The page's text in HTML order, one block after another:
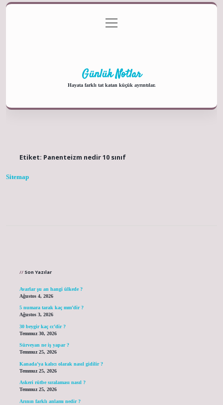
Gizlilik Politikası
menüyü
aç
Günlük Notlar
Hayata farklı tat katan küçük ayrıntılar.
Etiket: Panenteizm nedir 10 sınıf
Sitemap
Son Yazılar
Avarlar şu an hangi ülkede ?
Ağustos 4, 2026
5 numara tarak kaç mm’dir ?
Ağustos 3, 2026
30 beygir kaç cc’dir ?
Temmuz 30, 2026
Sürveyan ne iş yapar ?
Temmuz 25, 2026
Kanada’ya kalıcı olarak nasıl gidilir ?
Temmuz 25, 2026
Askeri rütbe sıralaması nasıl ?
Temmuz 25, 2026
Arının farklı anlamı nedir ?